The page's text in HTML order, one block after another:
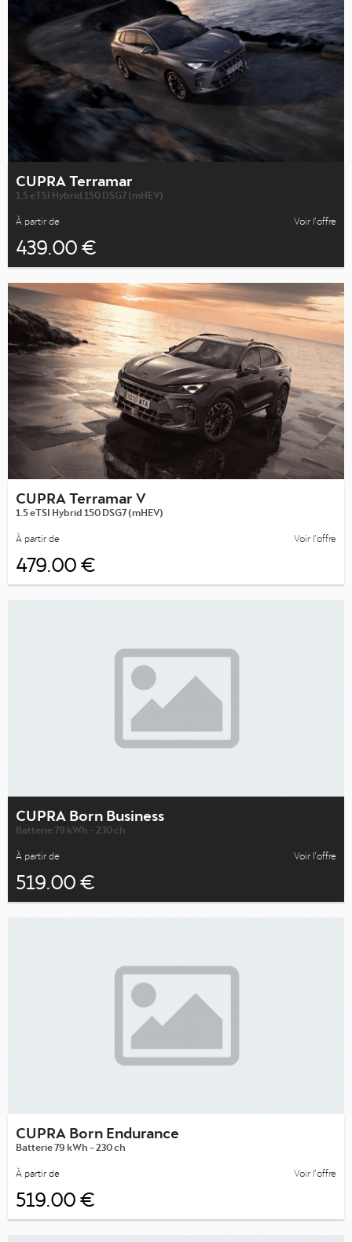
CUPRA Terramar
1.5 eTSI Hybrid 150 DSG7 (mHEV)
À partir de
439.00 €
Voir l’offre
CUPRA Terramar V
1.5 eTSI Hybrid 150 DSG7 (mHEV)
À partir de
479.00 €
Voir l’offre
CUPRA Born Business
Batterie 79 kWh - 230 ch
À partir de
519.00 €
Voir l’offre
CUPRA Born Endurance
Batterie 79 kWh - 230 ch
À partir de
519.00 €
Voir l’offre